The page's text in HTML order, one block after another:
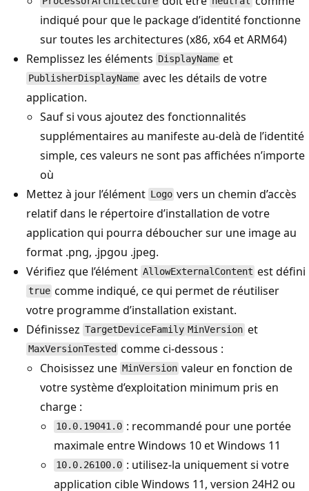
indiqué pour que le package d’identité fonctionne
sur toutes les architectures (x86, x64 et ARM64)
Remplissez les éléments DisplayName et
PublisherDisplayName avec les détails de votre
application.
Sauf si vous ajoutez des fonctionnalités
supplémentaires au manifeste au-delà de l’identité
simple, ces valeurs ne sont pas affichées n’importe
où
Mettez à jour l’élément Logo vers un chemin d’accès
relatif dans le répertoire d’installation de votre
application qui pourra déboucher sur une image au
format .png, .jpgou .jpeg.
Vérifiez que l’élément AllowExternalContent est défini
true comme indiqué, ce qui permet de réutiliser
votre programme d’installation existant.
Définissez TargetDeviceFamily MinVersion et
MaxVersionTested comme ci-dessous :
Choisissez une MinVersion valeur en fonction de
votre système d’exploitation minimum pris en
charge :
10.0.19041.0 : recommandé pour une portée
maximale entre Windows 10 et Windows 11
10.0.26100.0 : utilisez-la uniquement si votre
application cible Windows 11, version 24H2 ou